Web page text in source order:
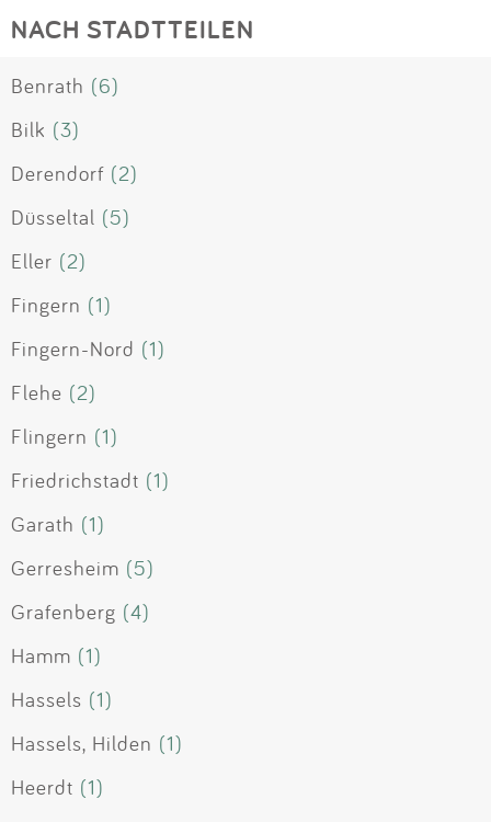
NACH STADTTEILEN
Benrath (6)
Bilk (3)
Derendorf (2)
Düsseltal (5)
Eller (2)
Fingern (1)
Fingern-Nord (1)
Flehe (2)
Flingern (1)
Friedrichstadt (1)
Garath (1)
Gerresheim (5)
Grafenberg (4)
Hamm (1)
Hassels (1)
Hassels, Hilden (1)
Heerdt (1)